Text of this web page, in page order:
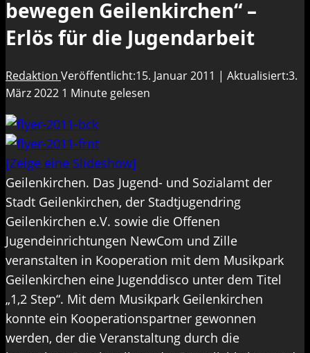
bewegen Geilenkirchen“ –
Erlös für die Jugendarbeit
Redaktion Veröffentlicht:15. Januar 2011 | Aktualisiert:3.
März 2022 1 Minute gelesen
[Zeige eine Slideshow]
Geilenkirchen. Das Jugend- und Sozialamt der
Stadt Geilenkirchen, der Stadtjugendring
Geilenkirchen e.V. sowie die Offenen
Jugendeinrichtungen NewCom und Zille
veranstalten in Kooperation mit dem Musikpark
Geilenkirchen eine Jugenddisco unter dem Titel
„1,2 Step“. Mit dem Musikpark Geilenkirchen
konnte ein Kooperationspartner gewonnen
werden, der die Veranstaltung durch die